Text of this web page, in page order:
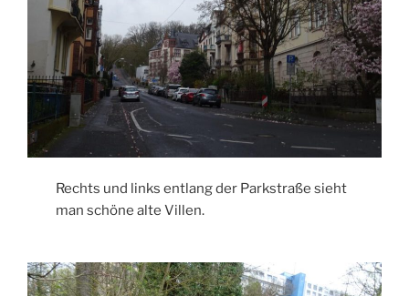
Rechts und links entlang der Parkstraße sieht
man schöne alte Villen.